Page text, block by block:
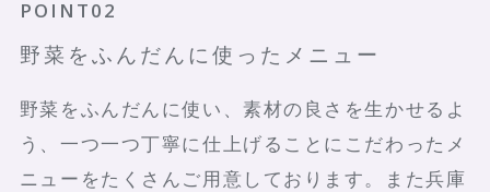
POINT01
多彩なメニューの数々
兵庫を中心とした関西各地の食材を活かした和洋
メニューと、ライブキッチンの出来たて料理をご
用意。ご宿泊のお客様はもちろん、地域の皆さま
POINT02
野菜をふんだんに使ったメニュー
野菜をふんだんに使い、素材の良さを生かせるよ
う、一つ一つ丁寧に仕上げることにこだわったメ
ニューをたくさんご用意しております。また兵庫
POINT03
広々とした店内
最大96名様でご利用いただけます。広々とした空
間でゆったりとしたひとときをお過ごしくださ
い。
POINT04
店内オーブンで焼き上げたパン
当店のパンは店内に設置したオーブンベーカリー
で焼き上げます。クロワッサンやデニッシュパン
の香りが食欲をかきたてます。